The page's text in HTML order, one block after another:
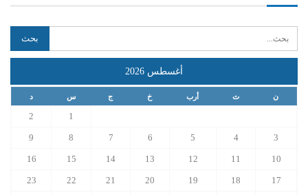
أغسطس 2026
ن ث أرب خ ج س د
1
2
3
4
5
6
7
8
9
10
11
12
13
14
15
16
17
18
19
20
21
22
23